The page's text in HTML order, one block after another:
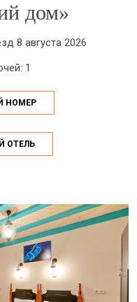
дом»
8 августа 2026
1
НОМЕР
ОТЕЛЬ